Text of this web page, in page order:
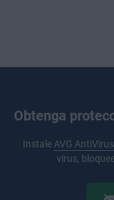
Obtenga
Instale AVG AntiVirus
virus,